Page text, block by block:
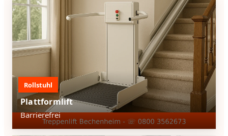
Rollstuhl
Plattformlift
Barrierefrei